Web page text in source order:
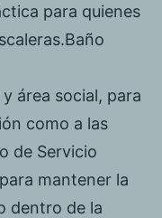
para quienes
área social, para
como a las
de Servicio
mantener la
dentro de la